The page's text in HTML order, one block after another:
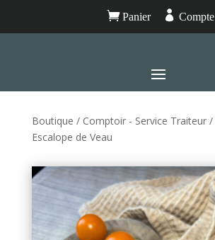
Panier  Compte
Boutique / Comptoir - Service Traiteur/
Escalope de Veau